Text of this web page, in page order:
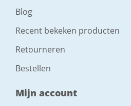
Blog
Recent bekeken producten
Retourneren
Bestellen
Mijn account